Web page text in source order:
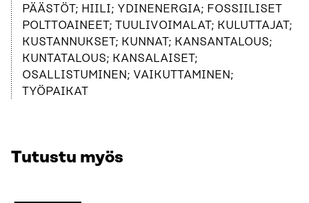
PÄÄSTÖT; HIILI; YDINENERGIA; FOSSIILISET
POLTTOAINEET; TUULIVOIMALAT; KULUTTAJAT;
KUSTANNUKSET; KUNNAT; KANSANTALOUS;
KUNTATALOUS; KANSALAISET;
OSALLISTUMINEN; VAIKUTTAMINEN;
TYÖPAIKAT
Tutustu myös